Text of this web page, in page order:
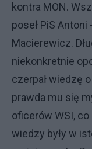
kontra MON.
poseł PiS
Macierewicz.
niekonkretnie
czerpał wiedzę
prawda mu się
oficerów WSI, co
wiedzy były w